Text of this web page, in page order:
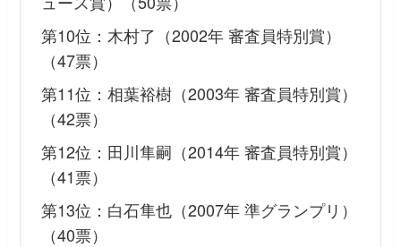
第10位：木村了（2002年 審査員特別賞）
（47票）
第11位：相葉裕樹（2003年 審査員特別賞）
（42票）
第12位：田川隼嗣（2014年 審査員特別賞）
（41票）
第13位：白石隼也（2007年 準グランプリ）
（40票）